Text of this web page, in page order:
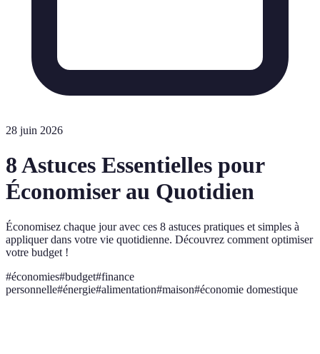
28 juin 2026
8 Astuces Essentielles pour
Économiser au Quotidien
Économisez chaque jour avec ces 8 astuces pratiques et simples à
appliquer dans votre vie quotidienne. Découvrez comment optimiser
votre budget !
#économies#budget#finance
personnelle#énergie#alimentation#maison#économie domestique